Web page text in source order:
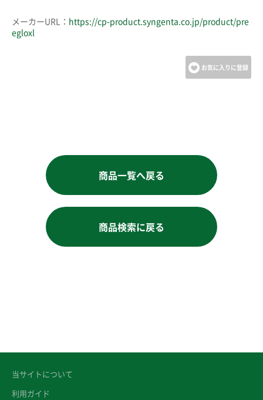
メーカーURL： https://cp-product.syngenta.co.jp/product/pre
egloxl
お気に入りに登録
商品一覧へ戻る
商品検索に戻る
当サイトについて
利用ガイド